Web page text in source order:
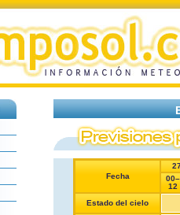
Fecha
00–
12
Estado del cielo